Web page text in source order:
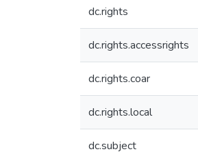
dc.rights
dc.rights.accessrights
dc.rights.coar
dc.rights.local
dc.subject